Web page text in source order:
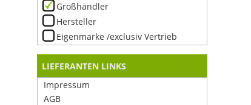
Großhändler
Hersteller
Eigenmarke /exclusiv Vertrieb
LIEFERANTEN LINKS
Impressum
AGB